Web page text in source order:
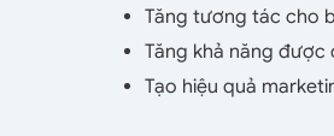
Tăng tương tác cho
Tăng khả năng được
Tạo hiệu quả